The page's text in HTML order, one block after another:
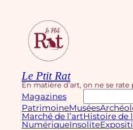
contenu
Le Ptit Rat
En matière d’art, on ne se rate
Magazines
Rechercher
PatrimoineMusées
Marché de l’artHistoire de
NumériqueInsolite